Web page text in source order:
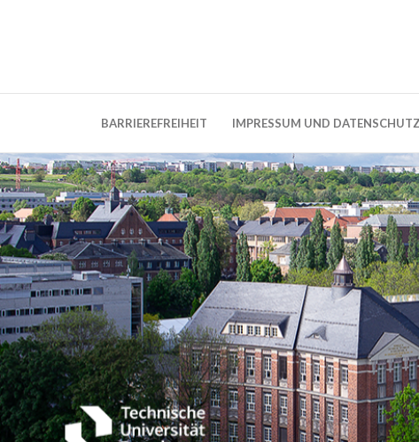
BARRIEREFREIHEIT IMPRESSUM UND DATENSCHUTZ